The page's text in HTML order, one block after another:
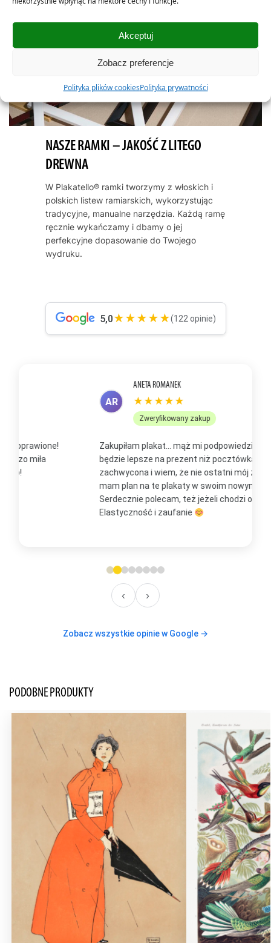
Akceptuj
Zobacz preferencje
Polityka plików cookiesPolityka prywatności
NASZE RAMKI – JAKOŚĆ Z LITEGO
DREWNA
W Plakatello® ramki tworzymy z włoskich i
polskich listew ramiarskich, wykorzystując
tradycyjne, manualne narzędzia. Każdą ramę
ręcznie wykańczamy i dbamy o jej
perfekcyjne dopasowanie do Twojego
wydruku.
5,0★★★★★(122 opinie)
★★★★★
Zweryfikowany zakup
Zakupiłam plakat... mąż mi podpowiedział, że to
będzie lepsze na prezent niż pocztówka. Jestem
zachwycona i wiem, że nie ostatni mój zakup, bo już
mam plan na te plakaty w swoim nowym domu
Serdecznie polecam, też jeżeli chodzi o kontakt.
Elastyczność i zaufanie
‹ ›
Zobacz wszystkie opinie w Google →
PODOBNE PRODUKTY